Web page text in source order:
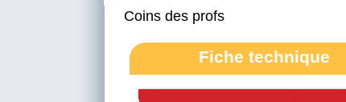
Coins des profs
Fiche technique